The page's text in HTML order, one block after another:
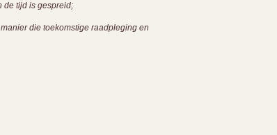
de tijd is gespreid;
die toekomstige raadpleging en